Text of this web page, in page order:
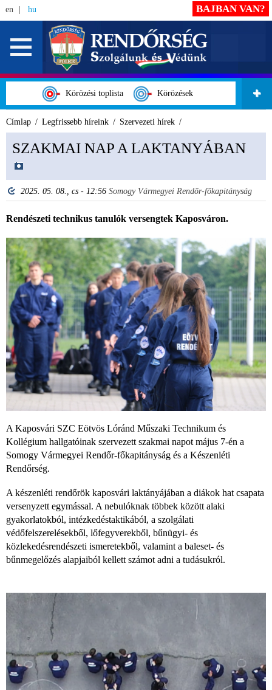
en hu
Körözési toplista Körözések
BAJBAN VAN?
Címlap Legfrissebb híreink Szervezeti hírek
SZAKMAI NAP A LAKTANYÁBAN
2025. 05. 08., cs - 12:56 Somogy Vármegyei Rendőr-főkapitányság
Rendészeti technikus tanulók versengtek Kaposváron.
A Kaposvári SZC Eötvös Lóránd Műszaki Technikum és
Kollégium hallgatóinak szervezett szakmai napot május 7-én a
Somogy Vármegyei Rendőr-főkapitányság és a Készenléti
Rendőrség.
A készenléti rendőrök kaposvári laktányájában a diákok hat csapata
versenyzett egymással. A nebulóknak többek között alaki
gyakorlatokból, intézkedéstaktikából, a szolgálati
védőfelszerelésekből, lőfegyverekből, bűnügyi- és
közlekedésrendészeti ismeretekből, valamint a baleset- és
bűnmegelőzés alapjaiból kellett számot adni a tudásukról.